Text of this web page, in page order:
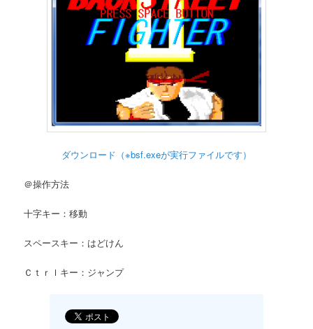
ダウンロード（※bsf.exeが実行ファイルです）
＠操作方法
十字キー：移動
スペースキー：はどけん
Ｃｔｒｌキー：ジャンプ